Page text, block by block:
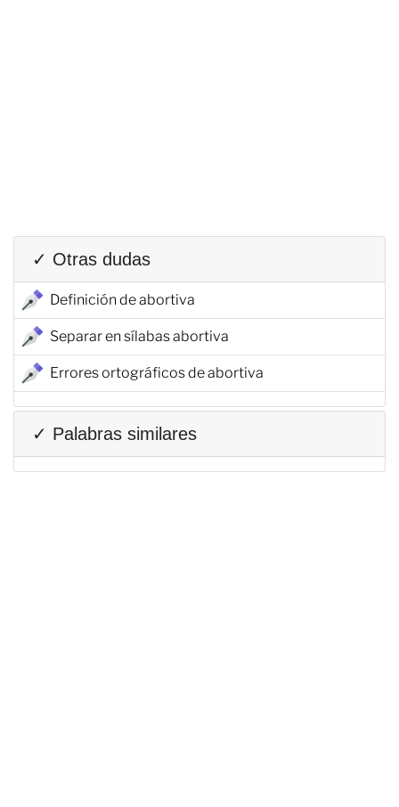
✓ Otras dudas
Definición de abortiva
Separar en sílabas abortiva
Errores ortográficos de abortiva
✓ Palabras similares